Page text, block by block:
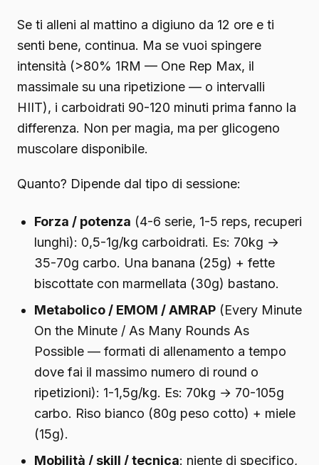
Se ti alleni al mattino a digiuno da 12 ore e ti
senti bene, continua. Ma se vuoi spingere
intensità (>80% 1RM — One Rep Max, il
massimale su una ripetizione — o intervalli
HIIT), i carboidrati 90-120 minuti prima fanno la
differenza. Non per magia, ma per glicogeno
muscolare disponibile.
Quanto? Dipende dal tipo di sessione:
Forza / potenza (4-6 serie, 1-5 reps, recuperi
lunghi): 0,5-1g/kg carboidrati. Es: 70kg →
35-70g carbo. Una banana (25g) + fette
biscottate con marmellata (30g) bastano.
Metabolico / EMOM / AMRAP (Every Minute
On the Minute / As Many Rounds As
Possible — formati di allenamento a tempo
dove fai il massimo numero di round o
ripetizioni): 1-1,5g/kg. Es: 70kg → 70-105g
carbo. Riso bianco (80g peso cotto) + miele
(15g).
Mobilità / skill / tecnica: niente di specifico,